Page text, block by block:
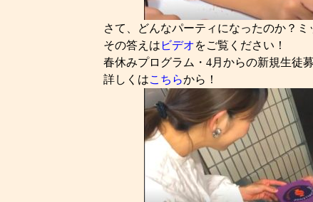
さて、どんなパーティになったのか？
その答えは ビデオをご覧ください！
春休みプログラム・4月からの新規生徒募
詳しくはこちらから！